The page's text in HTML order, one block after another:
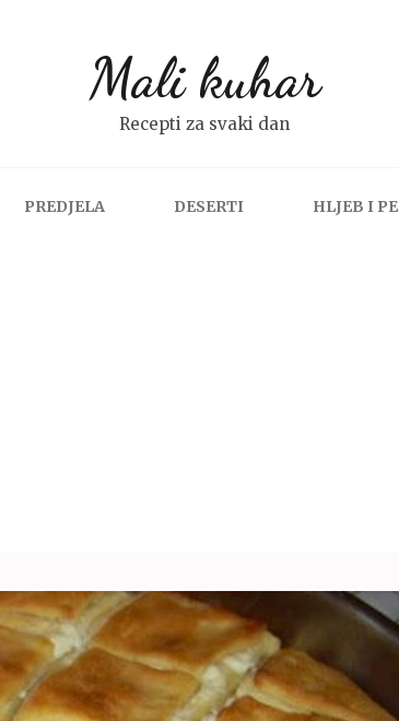
Mali kuhar
Recepti za svaki dan
PREDJELA DESERTI HLJEB I